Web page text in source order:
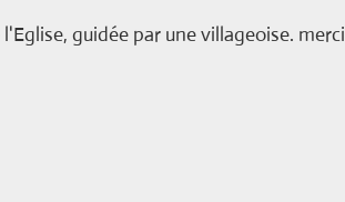
guidée par une villageoise. merci